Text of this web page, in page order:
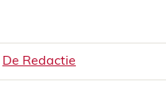
De Redactie